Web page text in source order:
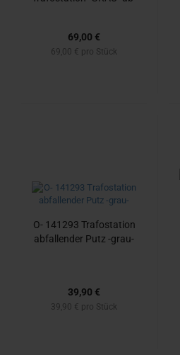
69,00 €
69,00 € pro Stück
O- 141293 Tra­fo­sta­ti­on
ab­fal­len­der Putz -​grau-
39,90 €
39,90 € pro Stück